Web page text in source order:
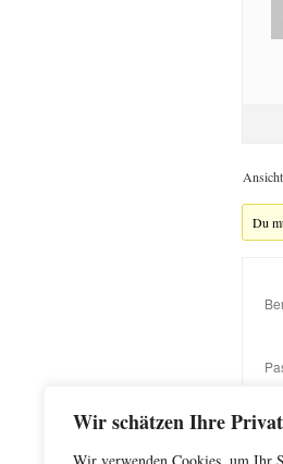
Wir schätzen Ihre
Du